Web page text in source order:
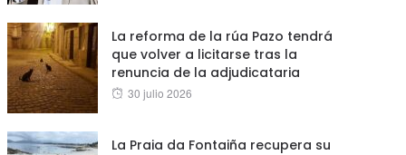
La reforma de la rúa Pazo tendrá
que volver a licitarse tras la
renuncia de la adjudicataria
Posted
30 julio 2026
La Praia da Fontaiña recupera su